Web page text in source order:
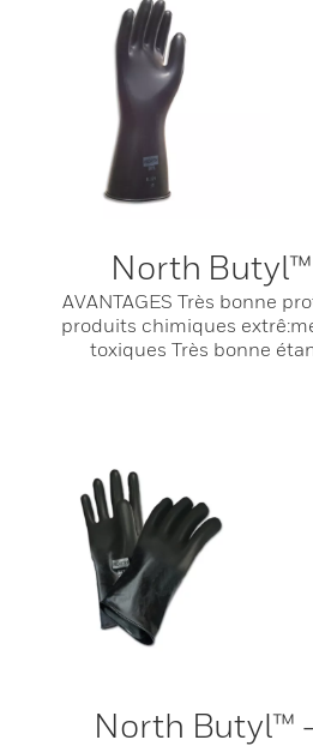
North
AVANTAGES Très bonne
produits chimiques
toxiques Très bonne
North Butyl™